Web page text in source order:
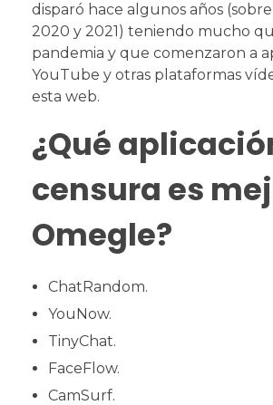
disparó hace algunos años
2020 y 2021) teniendo mucho
pandemia y que comenzaron a
YouTube y otras plataformas
esta web.
¿Qué
censura es
Omegle?
ChatRandom.
YouNow.
TinyChat.
FaceFlow.
CamSurf.